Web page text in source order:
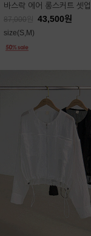
바스락 에어 롱스커트 셋업
87,000 43,500원
size(S,M)